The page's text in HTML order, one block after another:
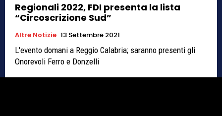
Regionali 2022, FDI presenta la lista
“Circoscrizione Sud”
Altre Notizie 13 Settembre 2021
L'evento domani a Reggio Calabria; saranno presenti gli
Onorevoli Ferro e Donzelli